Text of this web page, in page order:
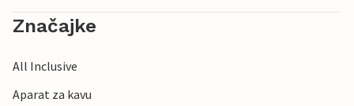
Značajke
All Inclusive
Aparat za kavu